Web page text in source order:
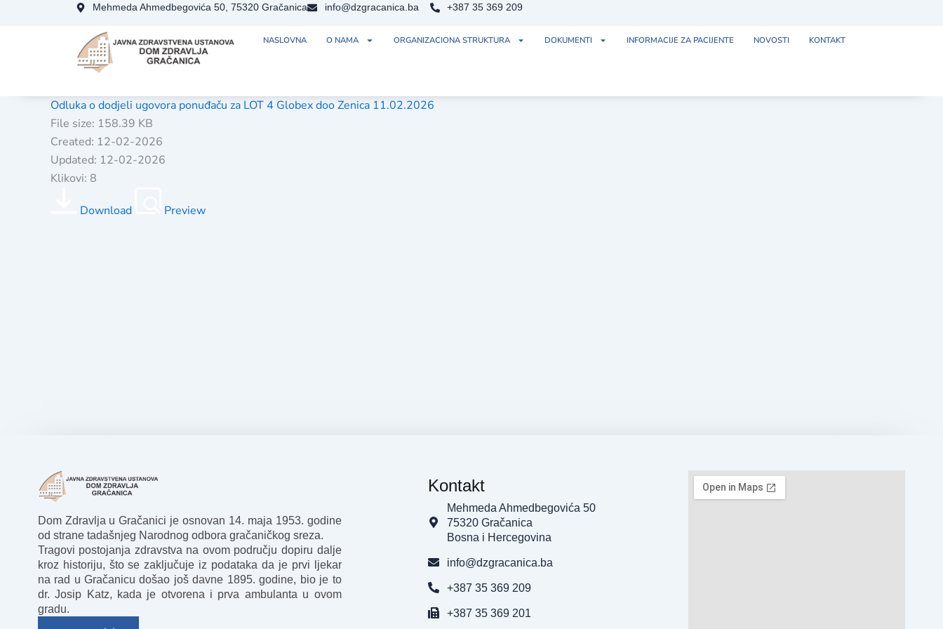
Mehmeda Ahmedbegovića 50, 75320 Gračanica info@dzgracanica.ba +387 35 369 209
NASLOVNA O NAMA ORGANIZACIONA STRUKTURA DOKUMENTI INFORMACIJE ZA PACIJENTE NOVOSTI KONTAKT
Odluka o dodjeli ugovora ponuđaču za LOT 4 Globex doo Zenica 11.02.2026
File size: 158.39 KB
Created: 12-02-2026
Updated: 12-02-2026
Klikovi: 8
Download Preview
Dom Zdravlja u Gračanici je osnovan 14. maja 1953. godine
od strane tadašnjeg Narodnog odbora gračaničkog sreza.
Tragovi postojanja zdravstva na ovom području dopiru dalje
kroz historiju, što se zaključuje iz podataka da je prvi ljekar
na rad u Gračanicu došao još davne 1895. godine, bio je to
dr. Josip Katz, kada je otvorena i prva ambulanta u ovom
gradu.
Kontakt
Mehmeda Ahmedbegovića 50
75320 Gračanica
Bosna i Hercegovina
info@dzgracanica.ba
+387 35 369 209
+387 35 369 201